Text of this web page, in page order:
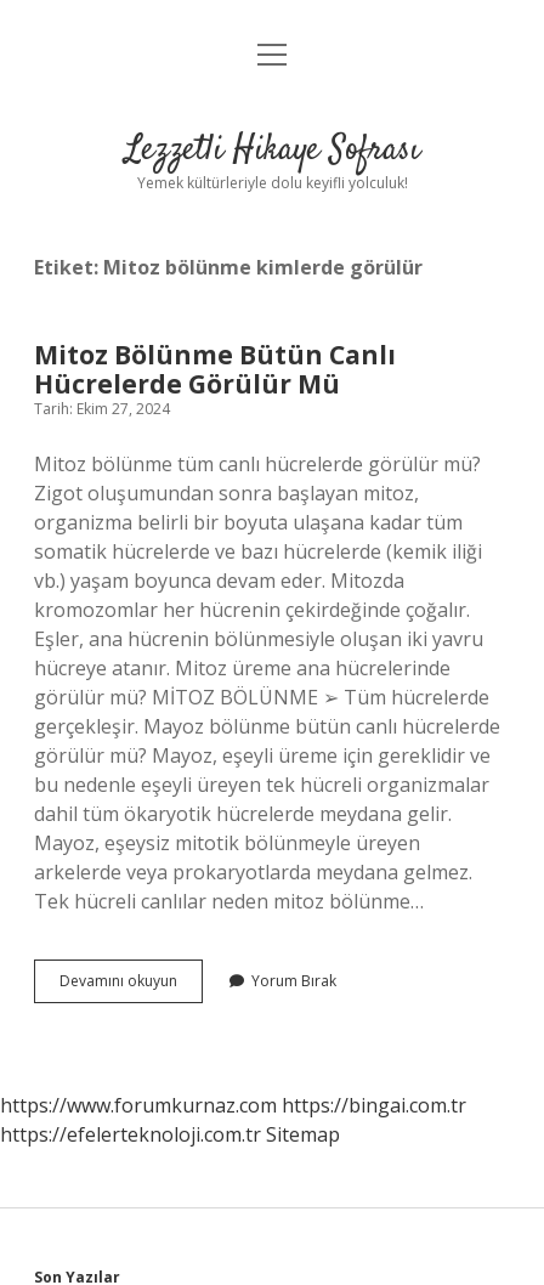
Anasayfa
Yasal Uyarı
menüyü
Lezzetli Hikaye Sofrası
Yemek kültürleriyle dolu keyifli yolculuk!
Etiket: Mitoz bölünme kimlerde görülür
Mitoz Bölünme Bütün Canlı
Hücrelerde Görülür Mü
Tarih: Ekim 27, 2024
Mitoz bölünme tüm canlı hücrelerde görülür mü?
Zigot oluşumundan sonra başlayan mitoz,
organizma belirli bir boyuta ulaşana kadar tüm
somatik hücrelerde ve bazı hücrelerde (kemik iliği
vb.) yaşam boyunca devam eder. Mitozda
kromozomlar her hücrenin çekirdeğinde çoğalır.
Eşler, ana hücrenin bölünmesiyle oluşan iki yavru
hücreye atanır. Mitoz üreme ana hücrelerinde
görülür mü? MİTOZ BÖLÜNME ➢ Tüm hücrelerde
gerçekleşir. Mayoz bölünme bütün canlı hücrelerde
görülür mü? Mayoz, eşeyli üreme için gereklidir ve
bu nedenle eşeyli üreyen tek hücreli organizmalar
dahil tüm ökaryotik hücrelerde meydana gelir.
Mayoz, eşeysiz mitotik bölünmeyle üreyen
arkelerde veya prokaryotlarda meydana gelmez.
Tek hücreli canlılar neden mitoz bölünme…
Devamını okuyun
Bölünme
Mü
Yorum Bırak
https://www.forumkurnaz.com https://bingai.com.tr
https://efelerteknoloji.com.trSitemap
Son Yazılar